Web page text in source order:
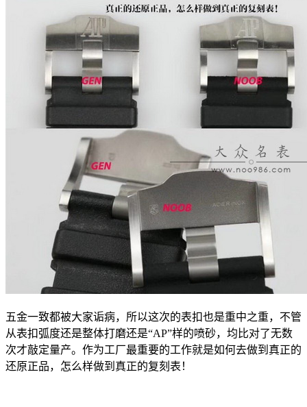
五金一致都被大家诟病，所以这次的表扣也是重中之重，不管
从表扣弧度还是整体打磨还是“AP”样的喷砂，均比对了无数
次才敲定量产。作为工厂最重要的工作就是如何去做到真正的
还原正品，怎么样做到真正的复刻表！